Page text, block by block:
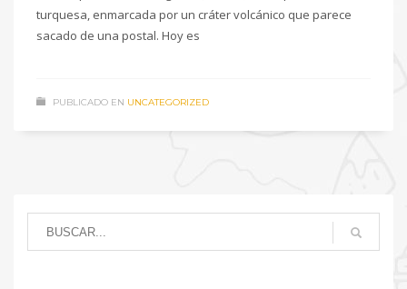
turquesa, enmarcada por un cráter volcánico que parece
sacado de una postal. Hoy es
PUBLICADO EN UNCATEGORIZED